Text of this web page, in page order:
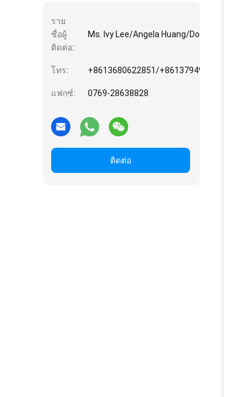
ราย
ชื่อผู้
ติดต่อ:
Ms. Ivy Lee/Angela Huang/
โทร: +8613680622851/
แฟกซ์: 0769-28638828
ติดต่อ